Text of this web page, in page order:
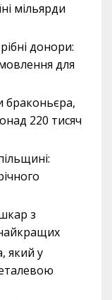
мільярди
донори:
для
браконьєра,
220 тисяч
з
який у